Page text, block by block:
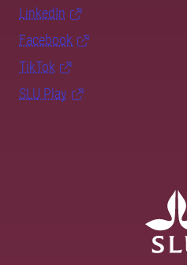
LinkedIn
Facebook
TikTok
SLU Play